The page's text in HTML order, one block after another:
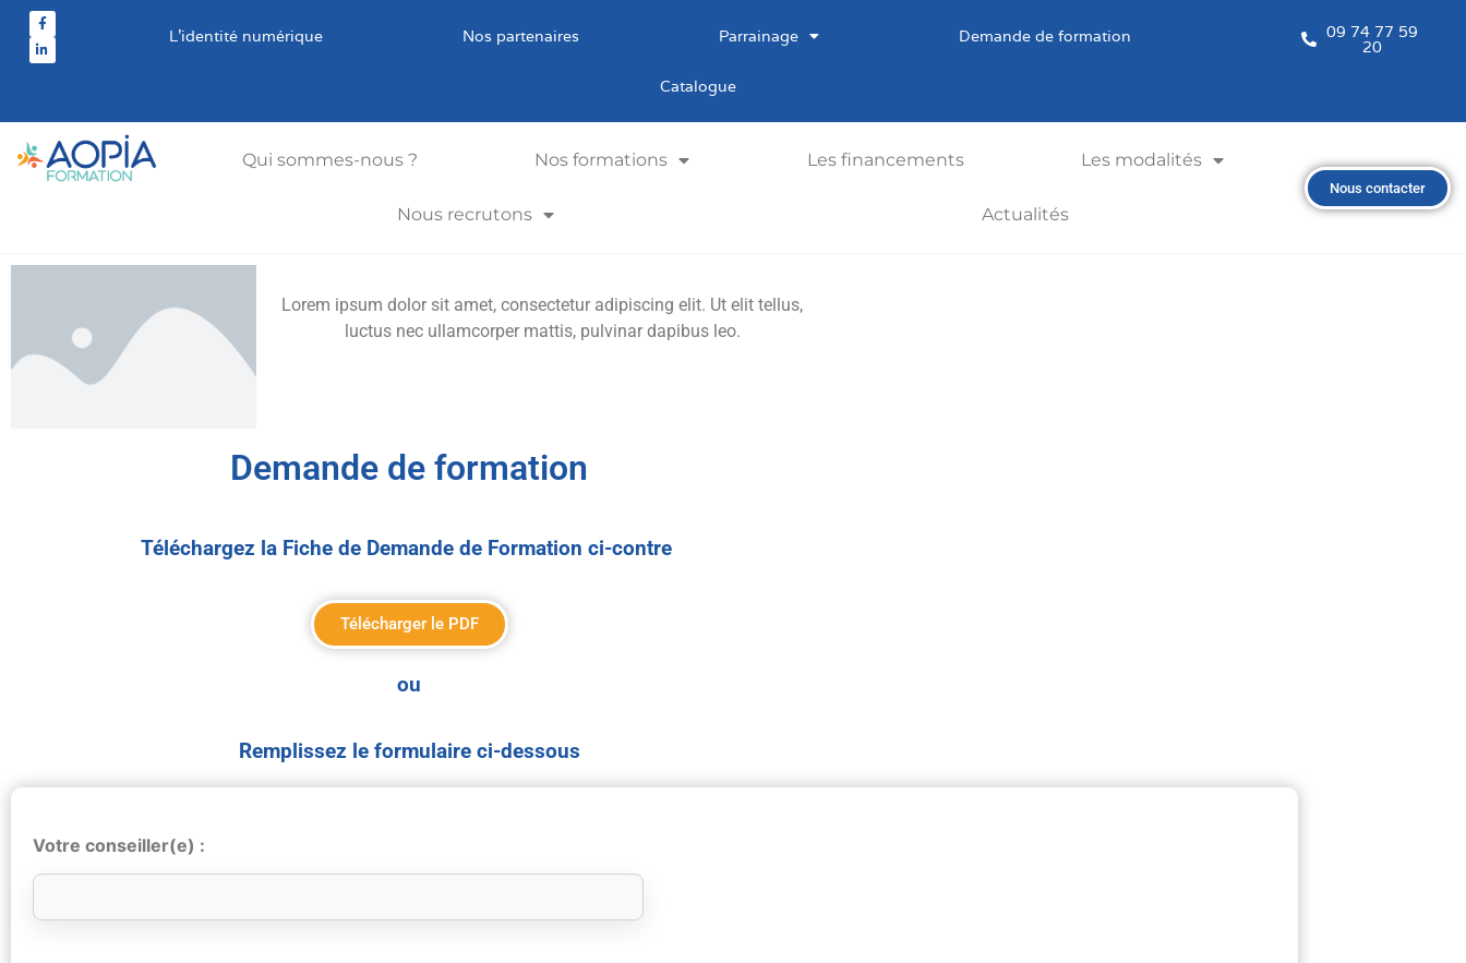
L’identité numérique Nos partenaires Parrainage Demande de formation
Catalogue
09 74 77 59
20
Qui sommes-nous ? Nos formations Les financements Les modalités
Nous recrutons Actualités
Nous contacter
Lorem ipsum dolor sit amet, consectetur adipiscing elit. Ut elit tellus,
luctus nec ullamcorper mattis, pulvinar dapibus leo.
Demande de formation
Téléchargez la Fiche de Demande de Formation ci-contre
Télécharger le PDF
ou
Remplissez le formulaire ci-dessous
Votre conseiller(e) :